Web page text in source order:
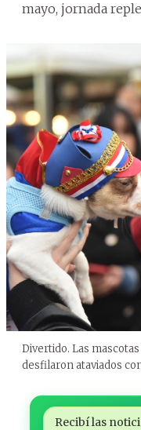
mayo, jornada
Divertido. Las
desfilaron ataviados
Recibí las